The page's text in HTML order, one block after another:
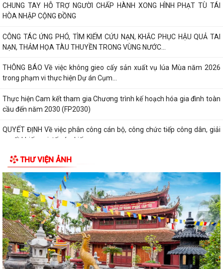
CHUNG TAY HỖ TRỢ NGƯỜI CHẤP HÀNH XONG HÌNH PHẠT TÙ TÁI
HÒA NHẬP CỘNG ĐỒNG
CÔNG TÁC ỨNG PHÓ, TÌM KIẾM CỨU NẠN, KHẮC PHỤC HẬU QUẢ TAI
NẠN, THẢM HỌA TÀU THUYỀN TRONG VÙNG NƯỚC...
THÔNG BÁO Về việc không gieo cấy sản xuất vụ lúa Mùa năm 2026
trong phạm vi thực hiện Dự án Cụm...
Thực hiện Cam kết tham gia Chương trình kế hoạch hóa gia đình toàn
cầu đến năm 2030 (FP2030)
QUYẾT ĐỊNH Về việc phân công cán bộ, công chức tiếp công dân, giải
quyết khiếu nại, tố cáo, kiến...
THÔNG BÁO Lịch tiếp công dân định kỳ của Chủ tịch Ủy ban nhân dân
xã 6 tháng cuối năm 2026
QUYẾT ĐỊNH Về việc ban hành Quy chế Tiếp công dân, tiếp nhận và xử
lý đơn khiếu nại, tố...
QUYẾT ĐỊNH: Ban hành Nội quy tiếp công dân tại Trụ sở Ủy ban nhân
dân xã An Quang
Quy định số 132-QĐ/TW của Bộ Chính trị và Kế hoạch số 69-KH/TU,
ngày 12/6/2026 của Ban Thường vụ...
THƯ VIỆN ẢNH